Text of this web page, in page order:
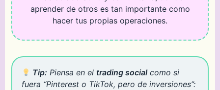
aprender de otros es tan importante como
hacer tus propias operaciones.
Tip: Piensa en el trading socialcomo si
fuera “Pinterest o TikTok, pero de inversiones”: